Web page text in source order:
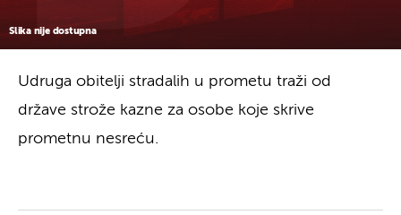
Slika nije dostupna
Udruga obitelji stradalih u prometu traži od
države strože kazne za osobe koje skrive
prometnu nesreću.